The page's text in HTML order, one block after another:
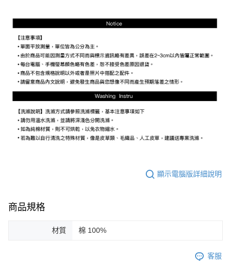
顯示電腦版詳細說明
商品規格
材質 棉 100%
客服